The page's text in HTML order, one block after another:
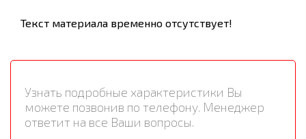
Текст материала временно отсутствует!
Узнать подробные характеристики Вы
можете позвонив по телефону. Менеджер
ответит на все Ваши вопросы.